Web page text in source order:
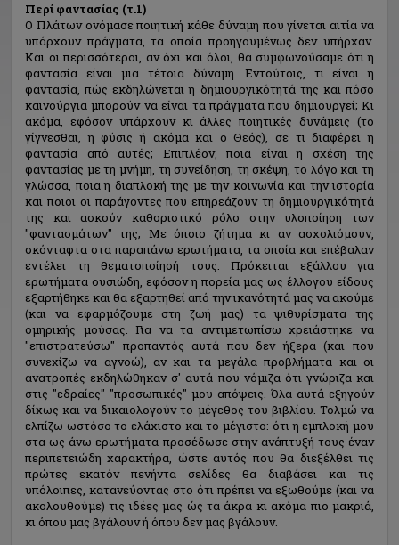
Περί φαντασίας (τ.1)
Ο Πλάτων ονόμασε ποιητική κάθε δύναμη που γίνεται αιτία να
υπάρχουν πράγματα, τα οποία προηγουμένως δεν υπήρχαν.
Και οι περισσότεροι, αν όχι και όλοι, θα συμφωνούσαμε ότι η
φαντασία είναι μια τέτοια δύναμη. Εντούτοις, τι είναι η
φαντασία, πώς εκδηλώνεται η δημιουργικότητά της και πόσο
καινούργια μπορούν να είναι τα πράγματα που δημιουργεί; Κι
ακόμα, εφόσον υπάρχουν κι άλλες ποιητικές δυνάμεις (το
γίγνεσθαι, η φύσις ή ακόμα και ο Θεός), σε τι διαφέρει η
φαντασία από αυτές; Επιπλέον, ποια είναι η σχέση της
φαντασίας με τη μνήμη, τη συνείδηση, τη σκέψη, το λόγο και τη
γλώσσα, ποια η διαπλοκή της με την κοινωνία και την ιστορία
και ποιοι οι παράγοντες που επηρεάζουν τη δημιουργικότητά
της και ασκούν καθοριστικό ρόλο στην υλοποίηση των
"φαντασμάτων" της; Με όποιο ζήτημα κι αν ασχολιόμουν,
σκόνταφτα στα παραπάνω ερωτήματα, τα οποία και επέβαλαν
εντέλει τη θεματοποίησή τους. Πρόκειται εξάλλου για
ερωτήματα ουσιώδη, εφόσον η πορεία μας ως έλλογου είδους
εξαρτήθηκε και θα εξαρτηθεί από την ικανότητά μας να ακούμε
(και να εφαρμόζουμε στη ζωή μας) τα ψιθυρίσματα της
ομηρικής μούσας. Για να τα αντιμετωπίσω χρειάστηκε να
"επιστρατεύσω" προπαντός αυτά που δεν ήξερα (και που
συνεχίζω να αγνοώ), αν και τα μεγάλα προβλήματα και οι
ανατροπές εκδηλώθηκαν σ' αυτά που νόμιζα ότι γνώριζα και
στις "εδραίες" "προσωπικές" μου απόψεις. Όλα αυτά εξηγούν
δίχως και να δικαιολογούν το μέγεθος του βιβλίου. Τολμώ να
ελπίζω ωστόσο το ελάχιστο και το μέγιστο: ότι η εμπλοκή μου
στα ως άνω ερωτήματα προσέδωσε στην ανάπτυξή τους έναν
περιπετειώδη χαρακτήρα, ώστε αυτός που θα διεξέλθει τις
πρώτες εκατόν πενήντα σελίδες θα διαβάσει και τις
υπόλοιπες, κατανεύοντας στο ότι πρέπει να εξωθούμε (και να
ακολουθούμε) τις ιδέες μας ώς τα άκρα κι ακόμα πιο μακριά,
κι όπου μας βγάλουν ή όπου δεν μας βγάλουν.